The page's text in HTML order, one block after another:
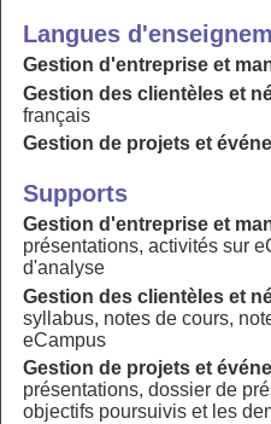
Langues
Gestion d'entreprise et
Gestion des clientèles et
français
Gestion de projets et
Supports
Gestion d'entreprise et
présentations, activités sur
d'analyse
Gestion des clientèles et
syllabus, notes de cours,
eCampus
Gestion de projets et
présentations, dossier de
objectifs poursuivis et les